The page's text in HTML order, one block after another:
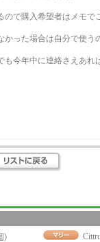
ので購入希望者はメモで
った場合は自分で使う
も今年中に連絡さえあれ
)